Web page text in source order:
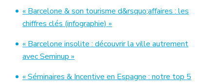
« Barcelone & son tourisme d&rsquo;affaires : les
chiffres clés (infographie) »
« Barcelone insolite : découvrir la ville autrement
avec Seminup »
« Séminaires & Incentive en Espagne : notre top 5